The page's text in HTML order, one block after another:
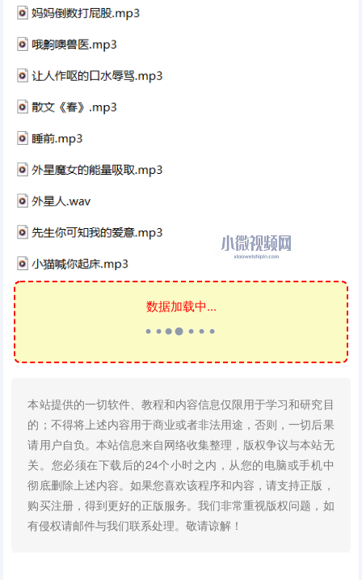
数据加载中...
本站提供的一切软件、教程和内容信息仅限用于学习和研究目
的；不得将上述内容用于商业或者非法用途，否则，一切后果
请用户自负。本站信息来自网络收集整理，版权争议与本站无
关。您必须在下载后的24个小时之内，从您的电脑或手机中
彻底删除上述内容。如果您喜欢该程序和内容，请支持正版，
购买注册，得到更好的正版服务。我们非常重视版权问题，如
有侵权请邮件与我们联系处理。敬请谅解！